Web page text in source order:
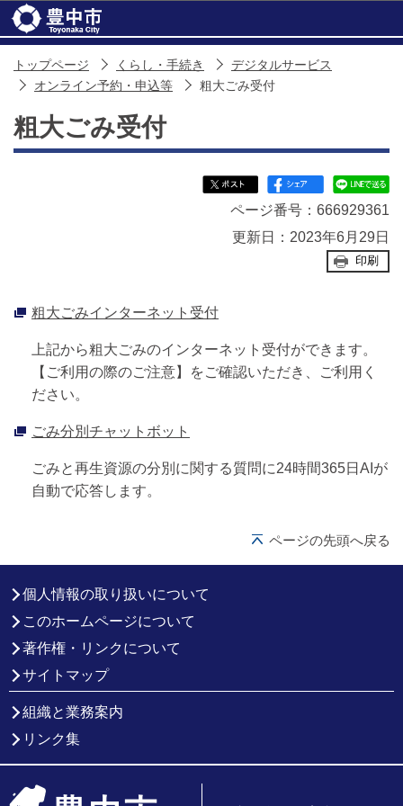
トップページ くらし・手続き
デジタルサービス
オンライン予約・申込等
粗大ごみ受付
粗大ごみ受付
ページ番号：666929361
更新日：2023年6月29日
印刷
粗大ごみインターネット受付
上記から粗大ごみのインターネット受付ができます。
【ご利用の際のご注意】をご確認いただき、ご利用く
ださい。
ごみ分別チャットボット
ごみと再生資源の分別に関する質問に24時間365日AIが
自動で応答します。
ページの先頭へ戻る
個人情報の取り扱いについて
このホームページについて
著作権・リンクについて
サイトマップ
組織と業務案内
リンク集